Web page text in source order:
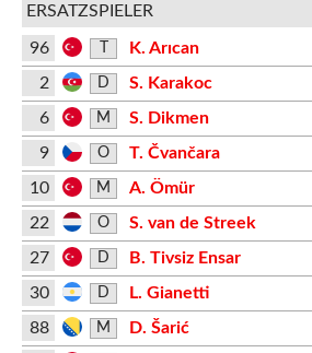
ERSATZSPIELER
96
K. Arıcan
2
D
S. Karakoc
6
M
S. Dikmen
9
O
T. Čvančara
10
M A. Ömür
22 O
S. van de Streek
27
D
B. Tivsiz Ensar
30
D L. Gianetti
88 M D. Šarić